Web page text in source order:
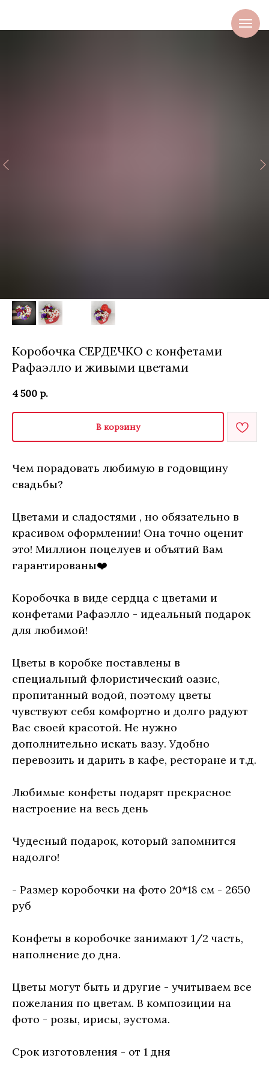
Коробочка СЕРДЕЧКО с конфетами
Рафаэлло и живыми цветами
4 500 р.
В корзину
Чем порадовать любимую в годовщину
свадьбы?
Цветами и сладостями , но обязательно в
красивом оформлении! Она точно оценит
это! Миллион поцелуев и объятий Вам
гарантированы❤️
Коробочка в виде сердца с цветами и
конфетами Рафаэлло - идеальный подарок
для любимой!
Цветы в коробке поставлены в
специальный флористический оазис,
пропитанный водой, поэтому цветы
чувствуют себя комфортно и долго радуют
Вас своей красотой. Не нужно
дополнительно искать вазу. Удобно
перевозить и дарить в кафе, ресторане и т.д.
Любимые конфеты подарят прекрасное
настроение на весь день
Чудесный подарок, который запомнится
надолго!
- Размер коробочки на фото 20*18 см - 2650
руб
Конфеты в коробочке занимают 1/2 часть,
наполнение до дна.
Цветы могут быть и другие - учитываем все
пожелания по цветам. В композиции на
фото - розы, ирисы, эустома.
Срок изготовления - от 1 дня